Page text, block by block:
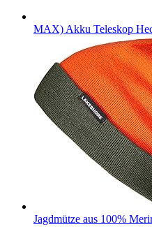
MAX) Akku Teleskop
Jagdmütze aus 100%